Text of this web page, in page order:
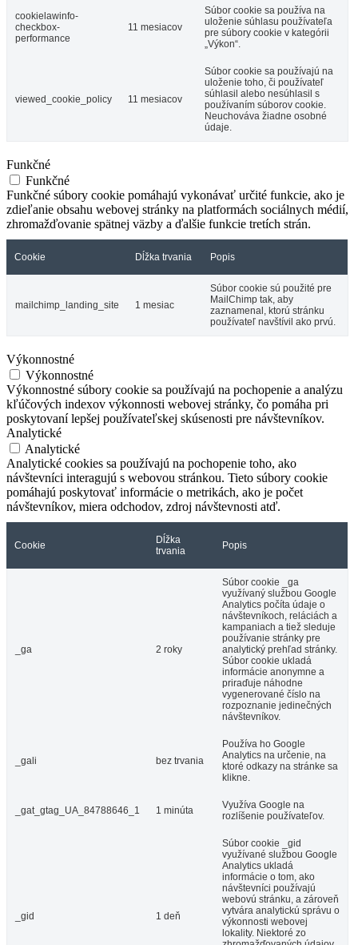
cookielawinfo-
checkbox-
performance
11 mesiacov
Súbor cookie sa používa na
uloženie súhlasu používateľa
pre súbory cookie v kategórii
„Výkon“.
viewed_cookie_policy 11 mesiacov
Súbor cookie sa používajú na
uloženie toho, či používateľ
súhlasil alebo nesúhlasil s
používaním súborov cookie.
Neuchováva žiadne osobné
údaje.
Funkčné
Funkčné
Funkčné súbory cookie pomáhajú vykonávať určité funkcie, ako je
zdieľanie obsahu webovej stránky na platformách sociálnych médií,
zhromažďovanie spätnej väzby a ďalšie funkcie tretích strán.
Cookie Dĺžka trvania Popis
mailchimp_landing_site 1 mesiac
Súbor cookie sú použité pre
MailChimp tak, aby
zaznamenal, ktorú stránku
používateľ navštívil ako prvú.
Výkonnostné
Výkonnostné
Výkonnostné súbory cookie sa používajú na pochopenie a analýzu
kľúčových indexov výkonnosti webovej stránky, čo pomáha pri
poskytovaní lepšej používateľskej skúsenosti pre návštevníkov.
Analytické
Analytické
Analytické cookies sa používajú na pochopenie toho, ako
návštevníci interagujú s webovou stránkou. Tieto súbory cookie
pomáhajú poskytovať informácie o metrikách, ako je počet
návštevníkov, miera odchodov, zdroj návštevnosti atď.
Cookie
Dĺžka
trvania
Popis
_ga 2 roky
Súbor cookie _ga
využívaný službou Google
Analytics počíta údaje o
návštevníkoch, reláciách a
kampaniach a tiež sleduje
používanie stránky pre
analytický prehľad stránky.
Súbor cookie ukladá
informácie anonymne a
priraďuje náhodne
vygenerované číslo na
rozpoznanie jedinečných
návštevníkov.
_gali bez trvania
Používa ho Google
Analytics na určenie, na
ktoré odkazy na stránke sa
klikne.
_gat_gtag_UA_84788646_1 1 minúta
Využíva Google na
rozlíšenie používateľov.
_gid 1 deň
Súbor cookie _gid
využívané službou Google
Analytics ukladá
informácie o tom, ako
návštevníci používajú
webovú stránku, a zároveň
vytvára analytickú správu o
výkonnosti webovej
lokality. Niektoré zo